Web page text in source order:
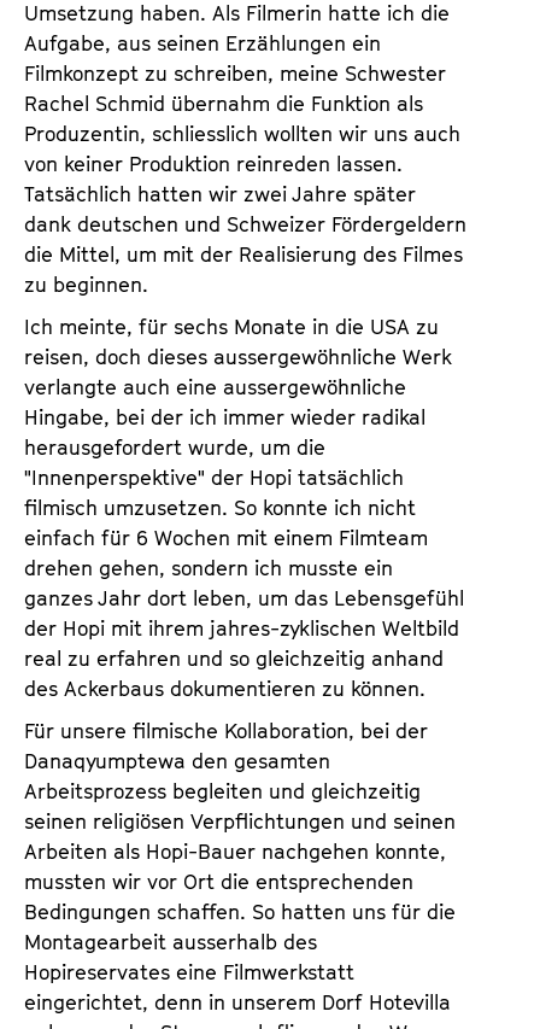
Umse­tzung haben. Als Filmerin hatte ich die
Aufgabe, aus seinen Erzählungen ein
Filmkonzept zu schreiben, meine Schwester
Rachel Schmid übernahm die Funktion als
Produzentin, schliesslich wollten wir uns auch
von keiner Produktion reinreden lassen.
Tatsächlich hatten wir zwei Jahre später
dank deu­tschen und Schweizer Fördergeldern
die Mittel, um mit der Realisierung des Filmes
zu beginnen.
Ich meinte, für sechs Monate in die USA zu
reisen, doch dieses aussergewöhnliche Werk
verlangte auch eine aussergewöhnliche
Hingabe, bei der ich immer wieder radikal
herausgefordert wurde, um die
"Innenperspektive" der Hopi tatsächlich
filmisch umzusetzen. So konnte ich nicht
einfach für 6 Wochen mit einem Filmteam
drehen gehen, sondern ich musste ein
ganzes Jahr dort leben, um das Lebensgefühl
der Hopi mit ihrem jahres-zyklischen Weltbild
real zu erfahren und so gleichzeitig anhand
des Ackerbaus dokumentieren zu können.
Für unsere filmische Kollaboration, bei der
Danaqyumptewa den gesamten
Arbeitsprozess begle­iten und gleichzeitig
seinen religiösen Verpflichtungen und seinen
Arbeiten als Hopi-Bauer nachgehen konnte,
mussten wir vor Ort die entsprechenden
Bedingungen schaffen. So hatten uns für die
Monta­gearbeit ausserhalb des
Hopireservates eine Filmwerkstatt
eingerichtet, denn in unserem Dorf Hote­villa